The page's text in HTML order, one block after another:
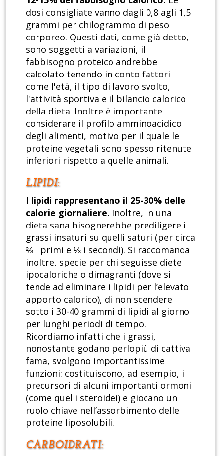
dosi consigliate vanno dagli 0,8 agli 1,5
grammi per chilogrammo di peso
corporeo. Questi dati, come già detto,
sono soggetti a variazioni, il
fabbisogno proteico andrebbe
calcolato tenendo in conto fattori
come l'età, il tipo di lavoro svolto,
l'attività sportiva e il bilancio calorico
della dieta. Inoltre è importante
considerare il profilo amminoacidico
degli alimenti, motivo per il quale le
proteine vegetali sono spesso ritenute
inferiori rispetto a quelle animali.
LIPIDI:
I lipidi rappresentano il 25-30% delle
calorie giornaliere. Inoltre, in una
dieta sana bisognerebbe prediligere i
grassi insaturi su quelli saturi (per circa
⅔ i primi e ⅓ i secondi). Si raccomanda
inoltre, specie per chi seguisse diete
ipocaloriche o dimagranti (dove si
tende ad eliminare i lipidi per l’elevato
apporto calorico), di non scendere
sotto i 30-40 grammi di lipidi al giorno
per lunghi periodi di tempo.
Ricordiamo infatti che i grassi,
nonostante godano perlopiù di cattiva
fama, svolgono importantissime
funzioni: costituiscono, ad esempio, i
precursori di alcuni importanti ormoni
(come quelli steroidei) e giocano un
ruolo chiave nell’assorbimento delle
proteine liposolubili.
CARBOIDRATI: